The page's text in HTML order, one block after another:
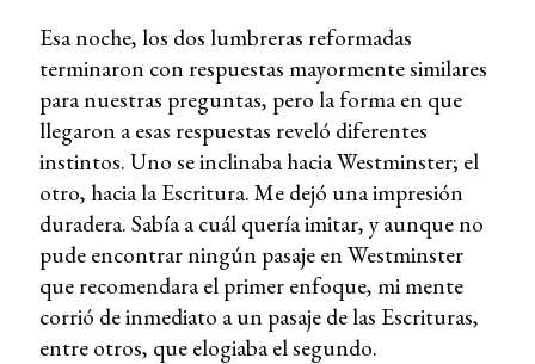
Esa noche, los dos lumbreras reformadas
terminaron con respuestas mayormente similares
para nuestras preguntas, pero la forma en que
llegaron a esas respuestas reveló diferentes
instintos. Uno se inclinaba hacia Westminster; el
otro, hacia la Escritura. Me dejó una impresión
duradera. Sabía a cuál quería imitar, y aunque no
pude encontrar ningún pasaje en Westminster
que recomendara el primer enfoque, mi mente
corrió de inmediato a un pasaje de las Escrituras,
entre otros, que elogiaba el segundo.